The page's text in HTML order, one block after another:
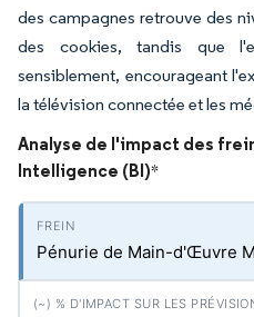
des campagnes retrouve des
des cookies, tandis que
sensiblement, encourageant
la télévision connectée et les
Analyse de l'impact des
Intelligence (BI)*
Pénurie de Main-d'Œuvre